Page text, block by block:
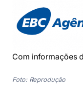
Com informações
Foto: Reprodução